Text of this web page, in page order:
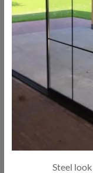
Steel